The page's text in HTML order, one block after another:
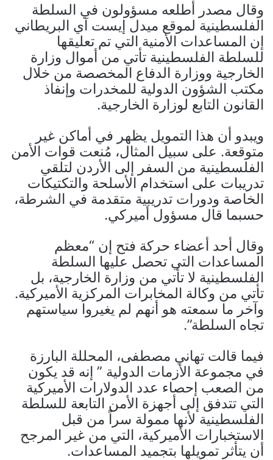
وقال مصدر أطلعه مسؤولون في السلطة
الفلسطينية لموقع ميدل إيست آي البريطاني
إن المساعدات الأمنية التي تم تعليقها
للسلطة الفلسطينية تأتي من أموال وزارة
الخارجية ووزارة الدفاع المخصصة من خلال
مكتب الشؤون الدولية للمخدرات وإنفاذ
القانون التابع لوزارة الخارجية.
ويبدو أن هذا التمويل يظهر في أماكن غير
متوقعة. على سبيل المثال، مُنعت قوات الأمن
الفلسطينية من السفر إلى الأردن لتلقي
تدريبات على استخدام الأسلحة والتكتيكات
الخاصة ودورات تدريبية متقدمة في الشرطة،
حسبما قال مسؤول أميركي.
وقال أحد أعضاء حركة فتح إن “معظم
المساعدات التي تحصل عليها السلطة
الفلسطينية لا تأتي من وزارة الخارجية، بل
تأتي من وكالة المخابرات المركزية الأميركية.
وآخر ما سمعته هو أنهم لم يغيروا سياستهم
تجاه السلطة”.
فيما قالت تهاني مصطفى، المحللة البارزة
في مجموعة الأزمات الدولية ” إنه قد يكون
من الصعب إحصاء عدد الدولارات الأميركية
التي تتدفق إلى أجهزة الأمن التابعة للسلطة
الفلسطينية لأنها ممولة سراً من قبل
الاستخبارات الأميركية، التي من غير المرجح
أن يتأثر تمويلها بتجميد المساعدات.